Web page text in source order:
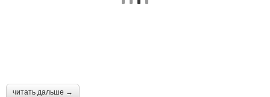
читать дальше →